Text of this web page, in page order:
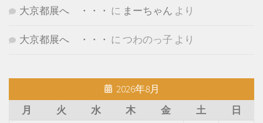
大京都展へ ・・・ に まーちゃん より
大京都展へ ・・・ に つわのっ子 より
2026年8月
月
火 水 木 金 土
日